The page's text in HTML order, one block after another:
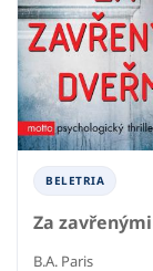
BELETRIA
Za
B.A. Paris